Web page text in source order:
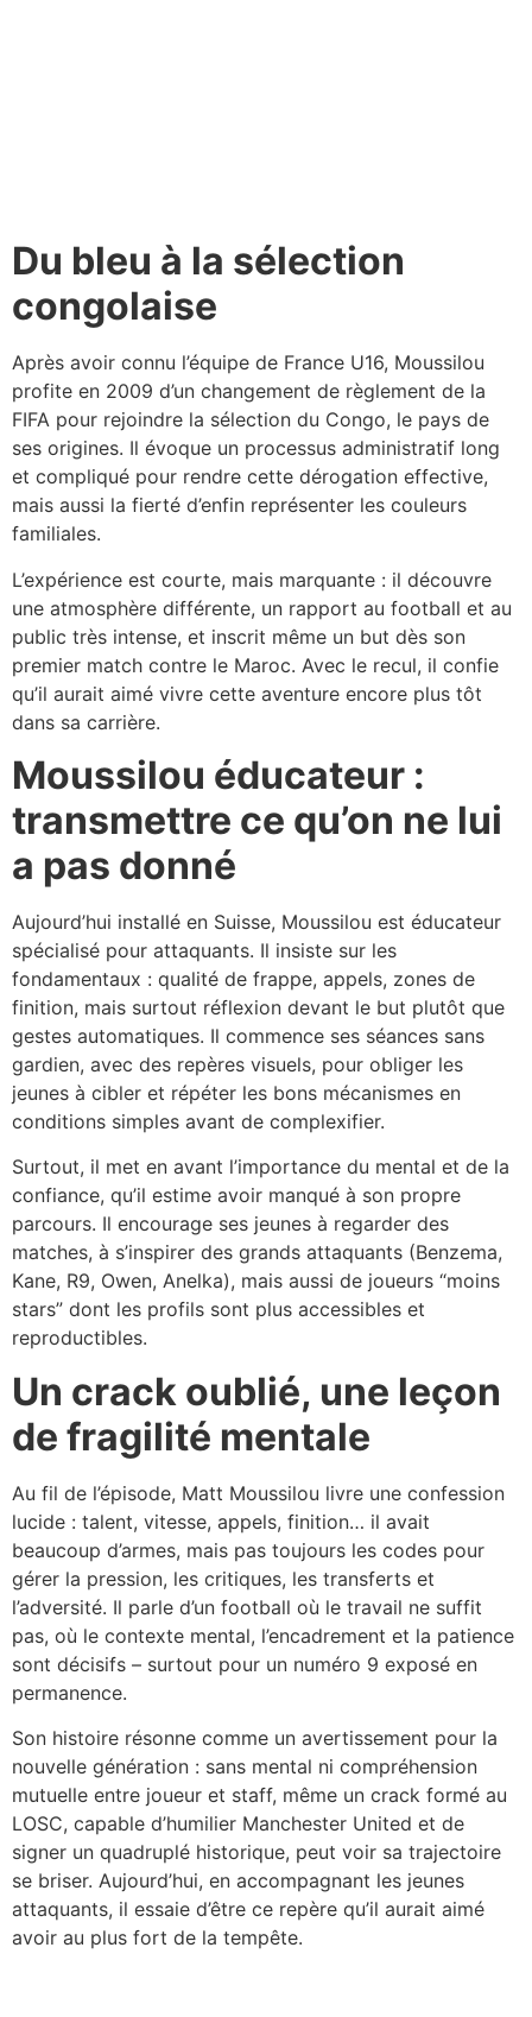
Du bleu à la sélection
congolaise
Après avoir connu l’équipe de France U16, Moussilou
profite en 2009 d’un changement de règlement de la
FIFA pour rejoindre la sélection du Congo, le pays de
ses origines. Il évoque un processus administratif long
et compliqué pour rendre cette dérogation effective,
mais aussi la fierté d’enfin représenter les couleurs
familiales.​
L’expérience est courte, mais marquante : il découvre
une atmosphère différente, un rapport au football et au
public très intense, et inscrit même un but dès son
premier match contre le Maroc. Avec le recul, il confie
qu’il aurait aimé vivre cette aventure encore plus tôt
dans sa carrière.​
Moussilou éducateur :
transmettre ce qu’on ne lui
a pas donné
Aujourd’hui installé en Suisse, Moussilou est éducateur
spécialisé pour attaquants. Il insiste sur les
fondamentaux : qualité de frappe, appels, zones de
finition, mais surtout réflexion devant le but plutôt que
gestes automatiques. Il commence ses séances sans
gardien, avec des repères visuels, pour obliger les
jeunes à cibler et répéter les bons mécanismes en
conditions simples avant de complexifier.​
Surtout, il met en avant l’importance du mental et de la
confiance, qu’il estime avoir manqué à son propre
parcours. Il encourage ses jeunes à regarder des
matches, à s’inspirer des grands attaquants (Benzema,
Kane, R9, Owen, Anelka), mais aussi de joueurs “moins
stars” dont les profils sont plus accessibles et
reproductibles.​
Un crack oublié, une leçon
de fragilité mentale
Au fil de l’épisode, Matt Moussilou livre une confession
lucide : talent, vitesse, appels, finition… il avait
beaucoup d’armes, mais pas toujours les codes pour
gérer la pression, les critiques, les transferts et
l’adversité. Il parle d’un football où le travail ne suffit
pas, où le contexte mental, l’encadrement et la patience
sont décisifs – surtout pour un numéro 9 exposé en
permanence.​
Son histoire résonne comme un avertissement pour la
nouvelle génération : sans mental ni compréhension
mutuelle entre joueur et staff, même un crack formé au
LOSC, capable d’humilier Manchester United et de
signer un quadruplé historique, peut voir sa trajectoire
se briser. Aujourd’hui, en accompagnant les jeunes
attaquants, il essaie d’être ce repère qu’il aurait aimé
avoir au plus fort de la tempête.